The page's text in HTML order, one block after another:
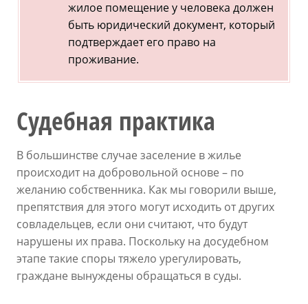
жилое помещение у человека должен
быть юридический документ, который
подтверждает его право на
проживание.
Судебная практика
В большинстве случае заселение в жилье
происходит на добровольной основе – по
желанию собственника. Как мы говорили выше,
препятствия для этого могут исходить от других
совладельцев, если они считают, что будут
нарушены их права. Поскольку на досудебном
этапе такие споры тяжело урегулировать,
граждане вынуждены обращаться в суды.